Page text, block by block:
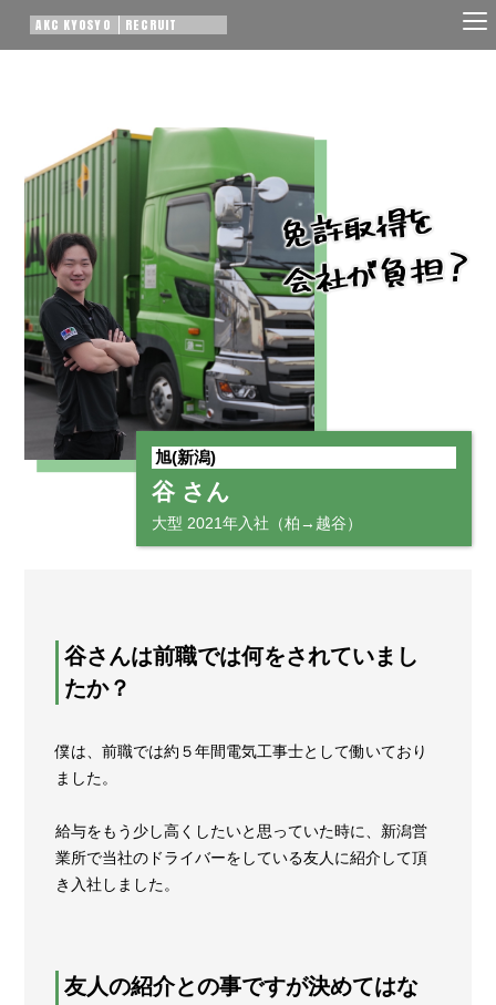
AKC KYOSYO RECRUIT
旭(新潟)
谷 さん
大型 2021年入社（柏→越谷）
免許取得を
会社が負担？
谷さんは前職では何をされていまし
たか？
僕は、前職では約５年間電気工事士として働いており
ました。
給与をもう少し高くしたいと思っていた時に、新潟営
業所で当社のドライバーをしている友人に紹介して頂
き入社しました。
友人の紹介との事ですが決めてはな